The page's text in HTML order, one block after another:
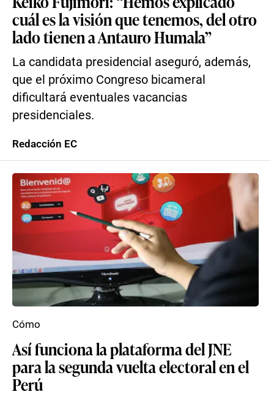
cuál es la visión que tenemos, del otro
lado tienen a Antauro Humala”
La candidata presidencial aseguró, además,
que el próximo Congreso bicameral
dificultará eventuales vacancias
presidenciales.
Redacción EC
Así funciona la plataforma del JNE
para la segunda vuelta electoral en el
Perú
Cómo